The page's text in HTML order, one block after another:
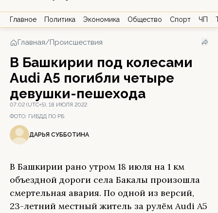
Главное Политика Экономика Общество Спорт ЧП
Главная/Происшествия
В Башкирии под колесами
Audi A5 погибли четыре
девушки-пешехода
07:02 (UTC+5), 18 ИЮЛЯ 2022
ФОТО: ГИБДД ПО РБ
ДАРЬЯ СУББОТИНА
В Башкирии рано утром 18 июля на 1 км
объездной дороги села Бакалы произошла
смертельная авария. По одной из версий,
23-летний местный житель за рулём Audi A5